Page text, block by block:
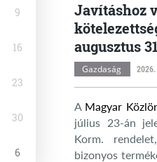
9
16
23
30
6
Javításhoz
augusztus
Gazdaság
A Magyar
július 23-án
Korm.
bizonyos